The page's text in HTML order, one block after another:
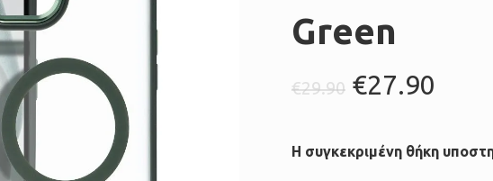
Green
€29.90 Original
was:
€29.90.
€27.90
Η συγκεκριμένη θήκη